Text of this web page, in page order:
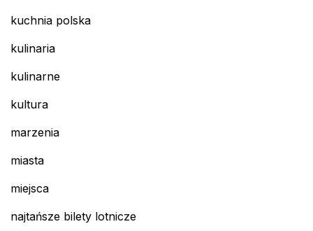
kuchnia polska
kulinaria
kulinarne
kultura
marzenia
miasta
miejsca
najtańsze bilety lotnicze